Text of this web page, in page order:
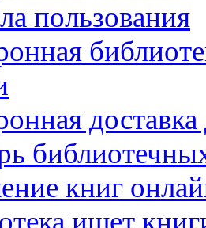
пользования
книг
ищет